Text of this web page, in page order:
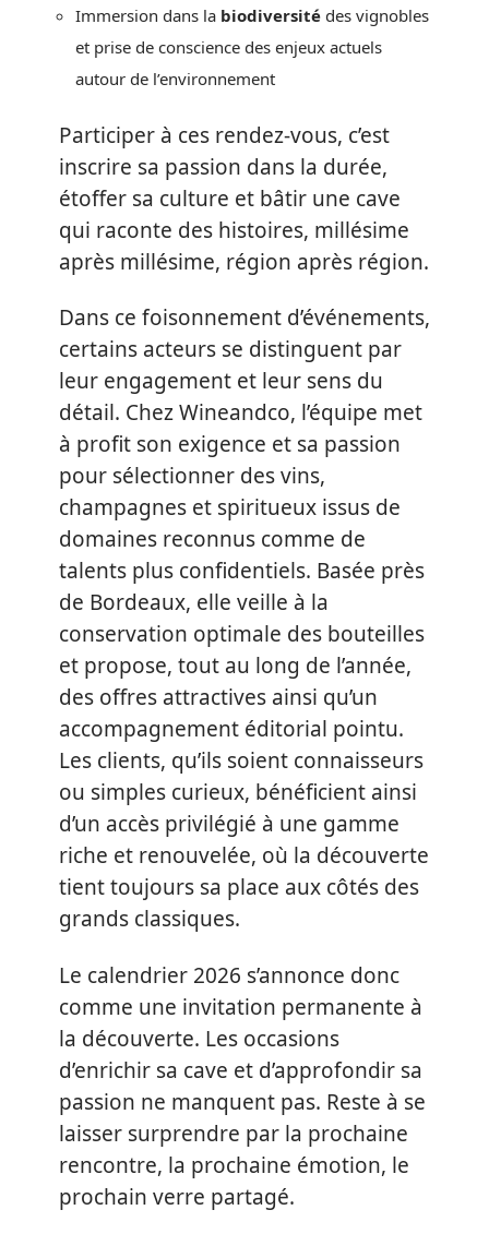
Immersion dans la biodiversité des vignobles
et prise de conscience des enjeux actuels
autour de l’environnement
Participer à ces rendez-vous, c’est
inscrire sa passion dans la durée,
étoffer sa culture et bâtir une cave
qui raconte des histoires, millésime
après millésime, région après région.
Dans ce foisonnement d’événements,
certains acteurs se distinguent par
leur engagement et leur sens du
détail. Chez Wineandco, l’équipe met
à profit son exigence et sa passion
pour sélectionner des vins,
champagnes et spiritueux issus de
domaines reconnus comme de
talents plus confidentiels. Basée près
de Bordeaux, elle veille à la
conservation optimale des bouteilles
et propose, tout au long de l’année,
des offres attractives ainsi qu’un
accompagnement éditorial pointu.
Les clients, qu’ils soient connaisseurs
ou simples curieux, bénéficient ainsi
d’un accès privilégié à une gamme
riche et renouvelée, où la découverte
tient toujours sa place aux côtés des
grands classiques.
Le calendrier 2026 s’annonce donc
comme une invitation permanente à
la découverte. Les occasions
d’enrichir sa cave et d’approfondir sa
passion ne manquent pas. Reste à se
laisser surprendre par la prochaine
rencontre, la prochaine émotion, le
prochain verre partagé.